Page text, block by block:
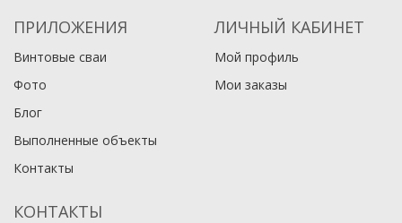
ПРИЛОЖЕНИЯ
Винтовые сваи
Фото
Блог
Выполненные объекты
Контакты
ЛИЧНЫЙ КАБИНЕТ
Мой профиль
Мои заказы
КОНТАКТЫ